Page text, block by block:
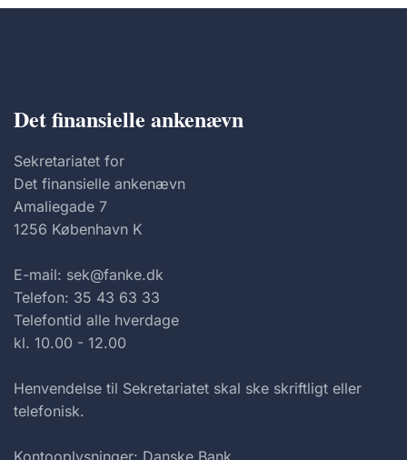
Det finansielle ankenævn
Sekretariatet for
Det finansielle ankenævn
Amaliegade 7
1256 København K
E-mail: sek@fanke.dk
Telefon: 35 43 63 33
Telefontid alle hverdage
kl. 10.00 - 12.00
Henvendelse til Sekretariatet skal ske skriftligt eller
telefonisk.
Kontooplysninger: Danske Bank,